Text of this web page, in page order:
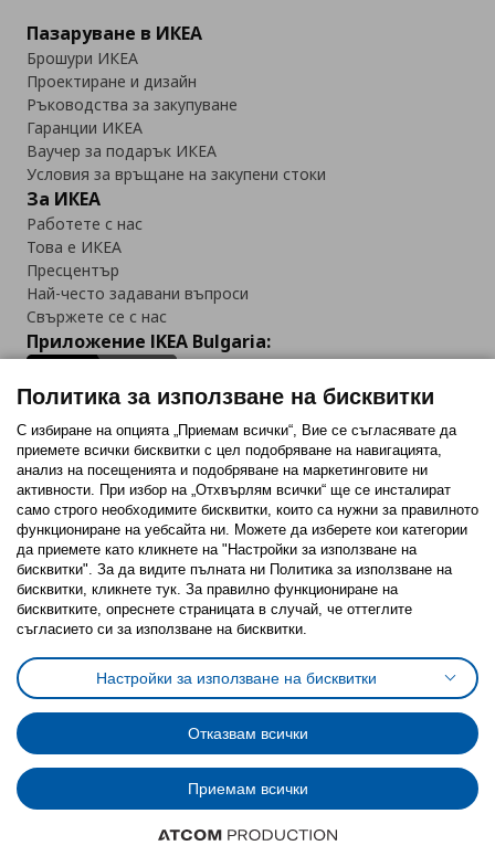
Пазаруване в ИКЕА
Брошури ИКЕА
Проектиране и дизайн
Ръководства за закупуване
Гаранции ИКЕА
Ваучер за подарък ИКЕА
Условия за връщане на закупени стоки
За ИКЕА
Работете с нас
Това е ИКЕА
Пресцентър
Най-често задавани въпроси
Свържете се с нас
Приложение IKEA Bulgaria:
Последвайте ни:
FacebookTwitterYoutubePinterestInstagram
Политика за използване на бисквитки (Cookies)
Избор на настройки за използване на бисквитки
Условия за ползване на ikea.bgОбща политика за личните данни
Политика за защита на личните данни на ikea.bg
Общи условия на програма IKEA Family
Политика за защита на лични данни на програма IKEA Family
© Inter-IKEA Systems B.V. 1999 - 2025
Политика за използване на бисквитки
С избиране на опцията „Приемам всички“, Вие се съгласявате да
приемете всички бисквитки с цел подобряване на навигацията,
анализ на посещенията и подобряване на маркетинговите ни
активности. При избор на „Отхвърлям всички“ ще се инсталират
само строго необходимитe бисквитки, които са нужни за правилното
функциониране на уебсайта ни. Можете да изберете кои категории
да приемете като кликнете на "Настройки за използване на
бисквитки". За да видите пълната ни Политика за използване на
бисквитки, кликнете тук. За правилно функциониране на
бисквитките, опреснете страницата в случай, че оттеглите
съгласието си за използване на бисквитки.
Настройки за използване на бисквитки
Отказвам всички
Приемам всички